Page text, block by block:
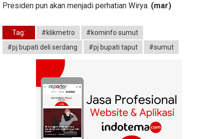
Presiden pun akan menjadi perhatian Wirya. (mar)
Tag: #klikmetro
#kominfo sumut
#pj bupati deli serdang
#pj bupati taput #sumut